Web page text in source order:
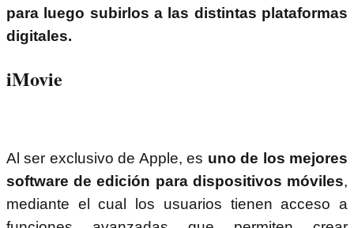
para luego subirlos a las distintas plataformas
digitales.
iMovie
Al ser exclusivo de Apple, es uno de los mejores
software de edición para dispositivos móviles,
mediante el cual los usuarios tienen acceso a